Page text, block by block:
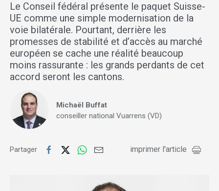
Le Conseil fédéral présente le paquet Suisse-
UE comme une simple modernisation de la
voie bilatérale. Pourtant, derrière les
promesses de stabilité et d’accès au marché
européen se cache une réalité beaucoup
moins rassurante : les grands perdants de cet
accord seront les cantons.
Michaël Buffat
conseiller national Vuarrens (VD)
Partager imprimer l'article